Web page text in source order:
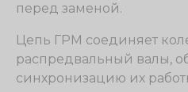
перед заменой.
Цепь ГРМ соединяет
распредвальный валы,
синхронизацию их